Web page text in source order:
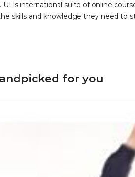
UL's international suite of online
skills and knowledge they need to
for you